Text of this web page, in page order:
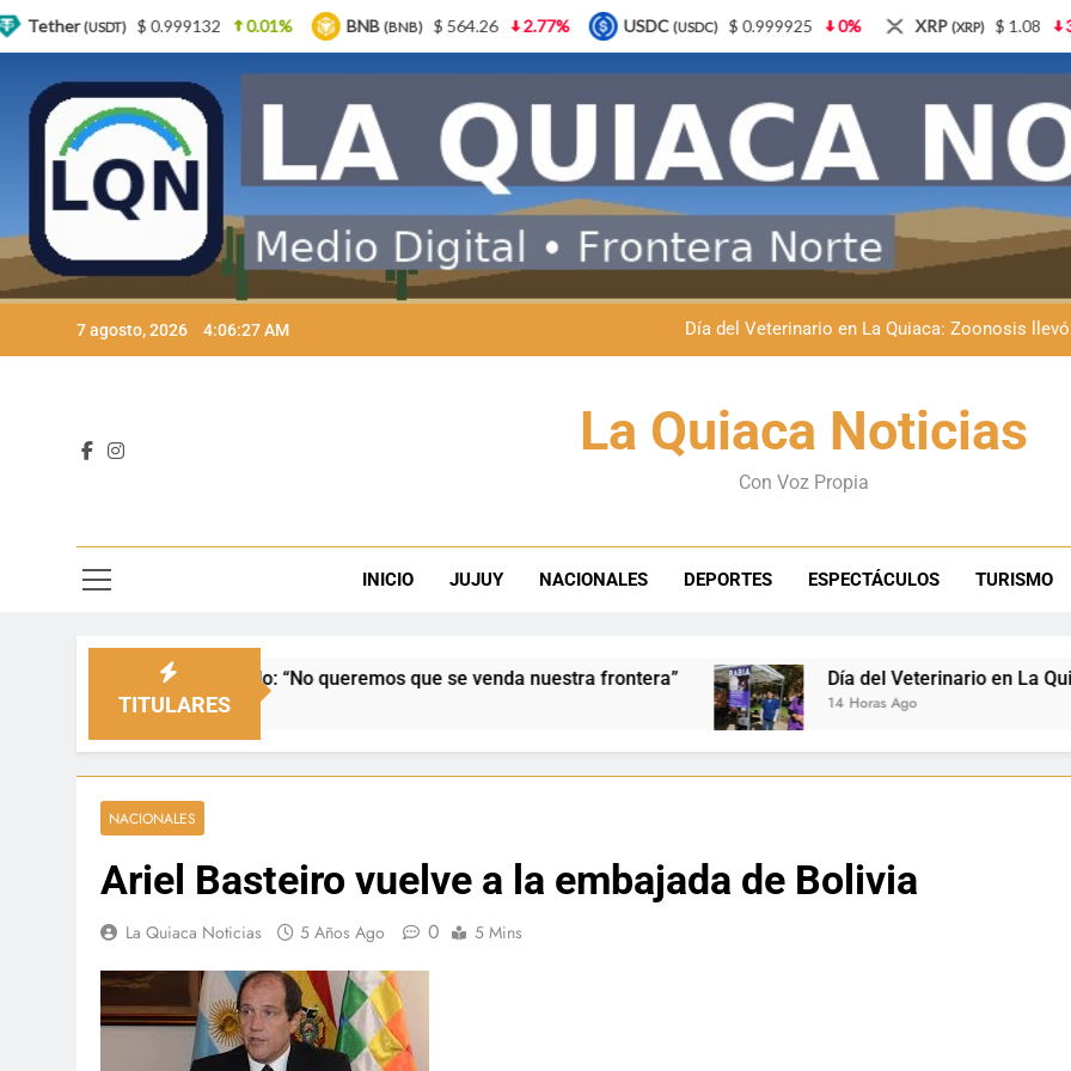
7 agosto, 2026 4:06:28 AM
Dante Velázquez marchará
Fernando Rejal respaldó a Dante Velázquez en el Senado: “No
Día del Veterinario en La Quiaca: Zoonosis
Dante Velázquez marchará contra
Fernando Rejal respaldó a Dante Velázquez en el Senado: “No
La frontera se subleva: Dante Velázquez enfrenta el remate de la
La Quiaca Noticias
Con Voz Propia
INICIO JUJUY NACIONALES DEPORTES ESPECTÁCULOS TURISMO
TITULARES
Senado: “No queremos que se venda nuestra frontera” Día del Veterinario en La Quiaca: Zoonosis llevó
14 Horas Ago
NACIONALES
Ariel Basteiro vuelve a la embajada de Bolivia
La Quiaca Noticias 5 Años Ago 0 5 Mins
0.01% BNB(BNB) $ 564.26 2.77% USDC (USDC) $ 0.999925 0% XRP(XRP) $ 1.08 3.87% Solana